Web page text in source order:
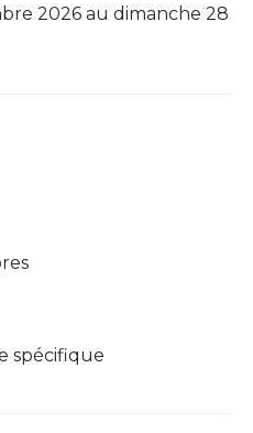
2026 au dimanche 28
spécifique